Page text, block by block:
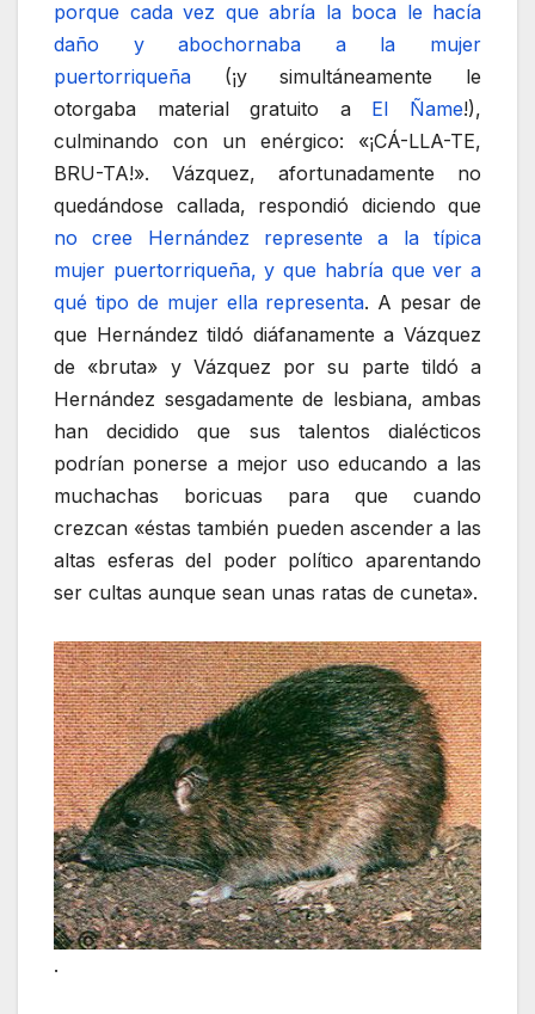
porque cada vez que abría la boca le hacía
daño y abochornaba a la mujer
puertorriqueña (¡y simultáneamente le
otorgaba material gratuito a El Ñame!),
culminando con un enérgico: «¡CÁ-LLA-TE,
BRU-TA!». Vázquez, afortunadamente no
quedándose callada, respondió diciendo que
no cree Hernández represente a la típica
mujer puertorriqueña, y que habría que ver a
qué tipo de mujer ella representa. A pesar de
que Hernández tildó diáfanamente a Vázquez
de «bruta» y Vázquez por su parte tildó a
Hernández sesgadamente de lesbiana, ambas
han decidido que sus talentos dialécticos
podrían ponerse a mejor uso educando a las
muchachas boricuas para que cuando
crezcan «éstas también pueden ascender a las
altas esferas del poder político aparentando
ser cultas aunque sean unas ratas de cuneta».
.